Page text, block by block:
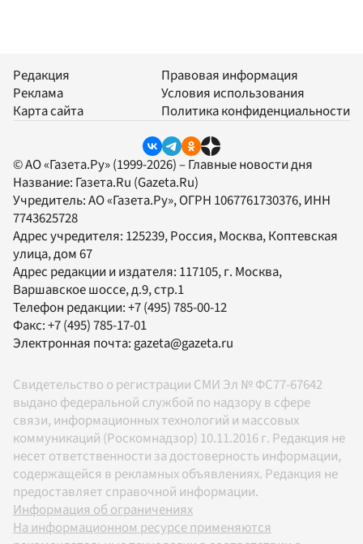
Редакция
Реклама
Карта сайта
Правовая информация
Условия использования
Политика конфиденциальности
© АО «Газета.Ру» (1999-2026) – Главные новости дня
Название: Газета.Ru (Gazeta.Ru)
Учредитель:АО «Газета.Ру», ОГРН 1067761730376, ИНН
7743625728
Адрес учредителя: 125239, Россия, Москва, Коптевская
улица, дом 67
Адрес редакции и издателя: 117105, г. Москва,
Варшавское шоссе, д.9, стр.1
Телефон редакции:+7 (495) 785-00-12
Факс:+7 (495) 785-17-01
Электронная почта:gazeta@gazeta.ru
Свидетельство о регистрации СМИ Эл № ФС77-67642
выдано федеральной службой по надзору в сфере
связи, информационных технологий и массовых
коммуникаций (Роскомнадзор) 10.11.2016 г. Редакция не
несет ответственности за достоверность информации,
содержащейся в рекламных объявлениях. Редакция не
предоставляет справочной информации.
Информация об ограничениях
На информационном ресурсе применяются